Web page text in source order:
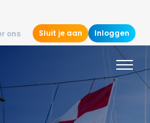
ons Sluit je aan Inloggen